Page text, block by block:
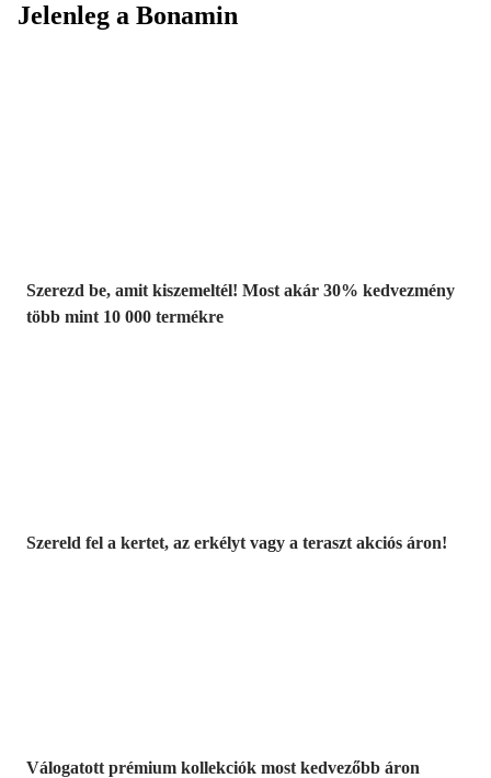
Jelenleg a Bonamin
Szerezd be, amit kiszemeltél! Most akár 30% kedvezmény
több mint 10 000 termékre
Szereld fel a kertet, az erkélyt vagy a teraszt akciós áron!
Válogatott prémium kollekciók most kedvezőbb áron